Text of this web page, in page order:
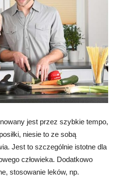
jest przez szybkie tempo,
niesie to ze sobą
Jest to szczególnie istotne dla
człowieka. Dodatkowo
stosowanie leków, np.